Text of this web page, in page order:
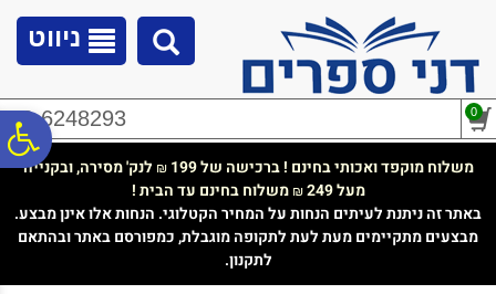
נגישות
ניווט
02-6248293 0
משלוח מוקפד ואכותי בחינם ! ברכישה של 199 ₪ לנק' מסירה, ובקנייה
מעל 249
₪משלוח בחינם עד הבית !
באתר זה ניתנת לעיתים הנחות על המחיר הקטלוגי. הנחות אלו אינן מבצע.
מבצעים מתקיימים מעת לעת לתקופה מוגבלת, כמפורסם באתר ובהתאם
לתקנון.